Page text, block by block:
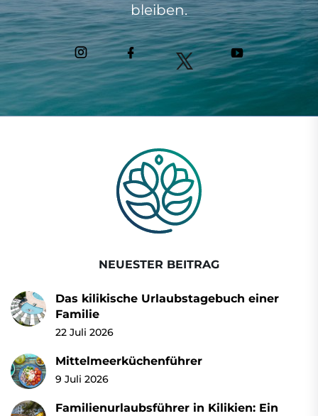
bleiben.
NEUESTER BEITRAG
Das kilikische Urlaubstagebuch einer
Familie
22 Juli 2026
Mittelmeerküchenführer
9 Juli 2026
Familienurlaubsführer in Kilikien: Ein